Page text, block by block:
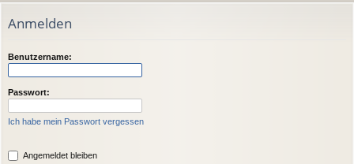
ug
Anmelden
Benutzername:
Passwort:
Ich habe mein Passwort vergessen
Angemeldet bleiben